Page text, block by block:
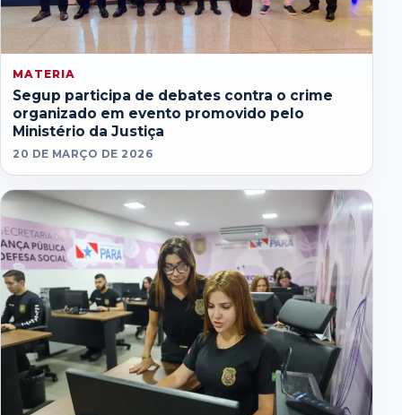
MATERIA
Segup participa de debates contra o crime
organizado em evento promovido pelo
Ministério da Justiça
20 DE MARÇO DE 2026